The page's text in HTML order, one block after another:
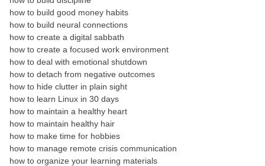
how to build good money habits
how to build neural connections
how to create a digital sabbath
how to create a focused work environment
how to deal with emotional shutdown
how to detach from negative outcomes
how to hide clutter in plain sight
how to learn Linux in 30 days
how to maintain a healthy heart
how to maintain healthy hair
how to make time for hobbies
how to manage remote crisis communication
how to organize your learning materials